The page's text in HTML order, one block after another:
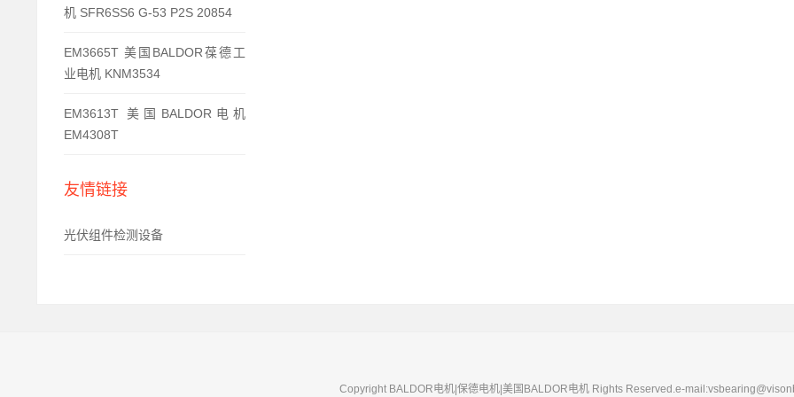
机 SFR6SS6 G-53 P2S 20854
EM3665T 美国BALDOR葆德工
业电机 KNM3534
EM3613T 美国BALDOR电机
EM4308T
友情链接
光伏组件检测设备
Copyright BALDOR电机|保德电机|美国BALDOR电机 Rights Reserved.e-